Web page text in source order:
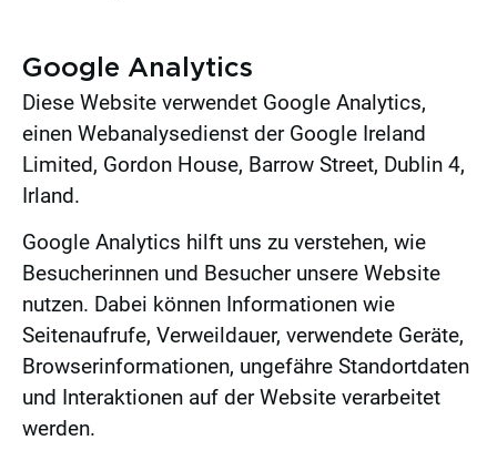
Google Analytics
Diese Website verwendet Google Analytics,
einen Webanalysedienst der Google Ireland
Limited, Gordon House, Barrow Street, Dublin 4,
Irland.
Google Analytics hilft uns zu verstehen, wie
Besucherinnen und Besucher unsere Website
nutzen. Dabei können Informationen wie
Seitenaufrufe, Verweildauer, verwendete Geräte,
Browserinformationen, ungefähre Standortdaten
und Interaktionen auf der Website verarbeitet
werden.